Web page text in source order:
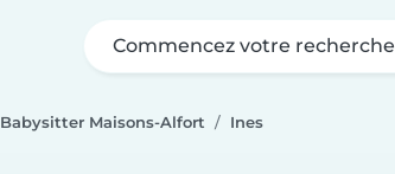
Commencez votre recherche
Babysitter Maisons-Alfort Ines